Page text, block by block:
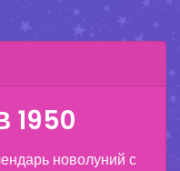
новолуний с